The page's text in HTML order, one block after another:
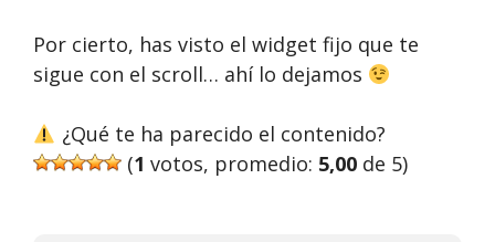
Por cierto, has visto el widget fijo que te
sigue con el scroll… ahí lo dejamos
¿Qué te ha parecido el contenido?
(1 votos, promedio: 5,00 de 5)